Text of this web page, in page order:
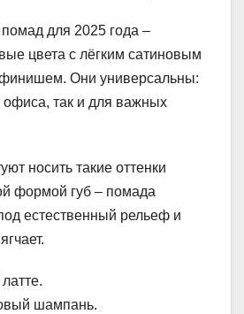
для 2025 года –
цвета с лёгким сатиновым
Они универсальны:
офиса, так и для важных
носить такие оттенки
формой губ – помада
естественный рельеф и
шампань.